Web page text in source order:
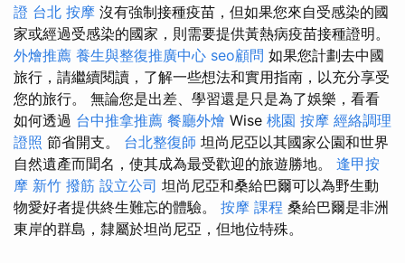
證 台北 按摩 沒有強制接種疫苗，但如果您來自受感染的國
家或經過受感染的國家，則需要提供黃熱病疫苗接種證明。
外燴推薦 養生與整復推廣中心 seo顧問 如果您計劃去中國
旅行，請繼續閱讀，了解一些想法和實用指南，以充分享受
您的旅行。 無論您是出差、學習還是只是為了娛樂，看看
如何透過 台中推拿推薦 餐廳外燴 Wise 桃園 按摩 經絡調理
證照 節省開支。 台北整復師 坦尚尼亞以其國家公園和世界
自然遺產而聞名，使其成為最受歡迎的旅遊勝地。 逢甲按
摩 新竹 撥筋 設立公司 坦尚尼亞和桑給巴爾可以為野生動
物愛好者提供終生難忘的體驗。 按摩 課程 桑給巴爾是非洲
東岸的群島，隸屬於坦尚尼亞，但地位特殊。